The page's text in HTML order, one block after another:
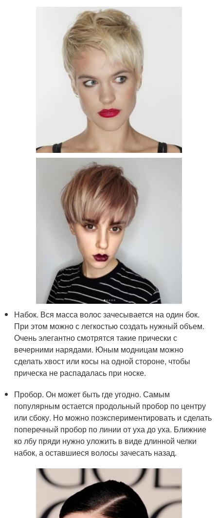
Набок. Вся масса волос зачесывается на один бок.
При этом можно с легкостью создать нужный объем.
Очень элегантно смотрятся такие прически с
вечерними нарядами. Юным модницам можно
сделать хвост или косы на одной стороне, чтобы
прическа не распадалась при носке.
Пробор. Он может быть где угодно. Самым
популярным остается продольный пробор по центру
или сбоку. Но можно поэкспериментировать и сделать
поперечный пробор по линии от уха до уха. Ближние
ко лбу пряди нужно уложить в виде длинной челки
набок, а оставшиеся волосы зачесать назад.